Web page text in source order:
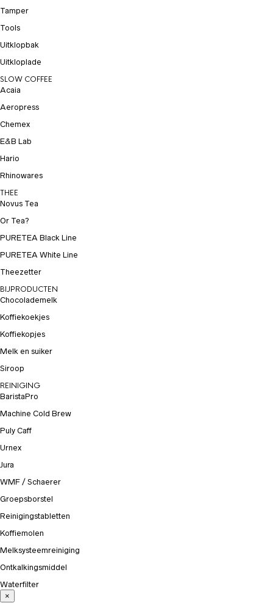
Tamper
Tools
Uitklopbak
Uitkloplade
SLOW COFFEE
Acaia
Aeropress
Chemex
E&B Lab
Hario
Rhinowares
THEE
Novus Tea
Or Tea?
PURETEA Black Line
PURETEA White Line
Theezetter
BIJPRODUCTEN
Chocolademelk
Koffiekoekjes
Koffiekopjes
Melk en suiker
Siroop
REINIGING
BaristaPro
Machine Cold Brew
Puly Caff
Urnex
Jura
WMF / Schaerer
Groepsborstel
Reinigingstabletten
Koffiemolen
Melksysteemreiniging
Ontkalkingsmiddel
Waterfilter
×